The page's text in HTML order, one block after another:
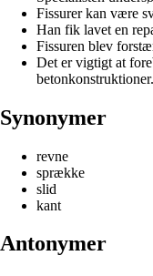
Fissurer kan være
Han fik lavet en
Fissuren blev
Det er vigtigt at
betonkonstruktioner.
Synonymer
revne
sprække
slid
kant
Antonymer